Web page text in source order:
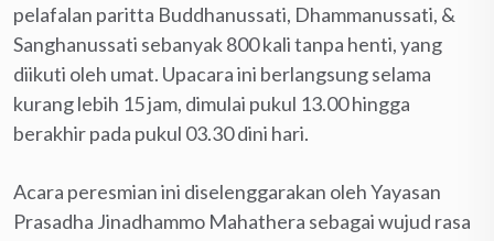
pelafalan paritta Buddhanussati, Dhammanussati, &
Sanghanussati sebanyak 800 kali tanpa henti, yang
diikuti oleh umat. Upacara ini berlangsung selama
kurang lebih 15 jam, dimulai pukul 13.00 hingga
berakhir pada pukul 03.30 dini hari.
Acara peresmian ini diselenggarakan oleh Yayasan
Prasadha Jinadhammo Mahathera sebagai wujud rasa